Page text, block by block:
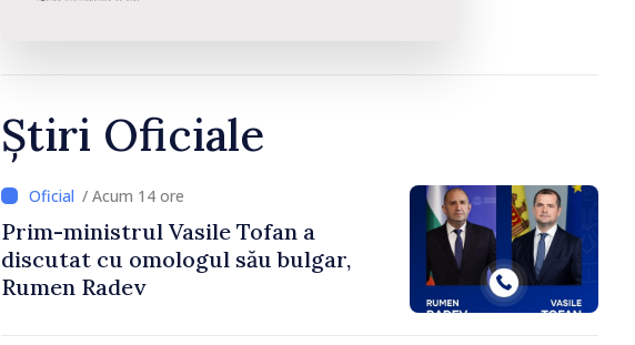
Știri Oficiale
/ Acum 14 ore
Prim-ministrul Vasile Tofan a
discutat cu omologul său bulgar,
Rumen Radev